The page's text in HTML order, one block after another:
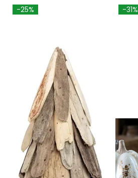
-25% -31%